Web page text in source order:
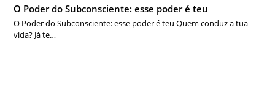
O Poder do Subconsciente: esse poder é teu
O Poder do Subconsciente: esse poder é teu Quem conduz a tua
vida? Já te…